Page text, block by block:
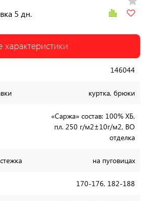
5 дн.
характеристики
146044
куртка, брюки
«Саржа» состав: 100% ХБ,
пл. 250 г/м2±10г/м2, ВО
отделка
на пуговицах
170-176, 182-188